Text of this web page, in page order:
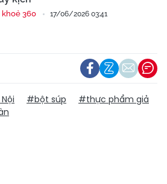
khoẻ 360 17/06/2026 03:41
#bột súp
#thực phẩm giả